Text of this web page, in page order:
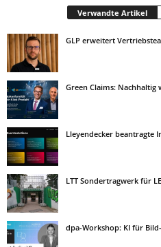
Verwandte Artikel
GLP erweitert
Green Claims:
Lleyendecker beantragte
LTT Sondertragwerk für
dpa-Workshop: KI für